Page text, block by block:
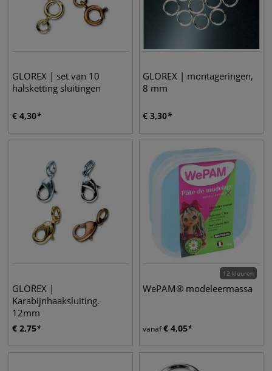
GLOREX | set van 10
halsketting sluitingen
€ 4,30
GLOREX | montageringen,
8 mm
€ 3,30
GLOREX |
Karabijnhaaksluiting,
12mm
€ 2,75
12 kleuren
WePAM® modeleermassa
vanaf€ 4,05